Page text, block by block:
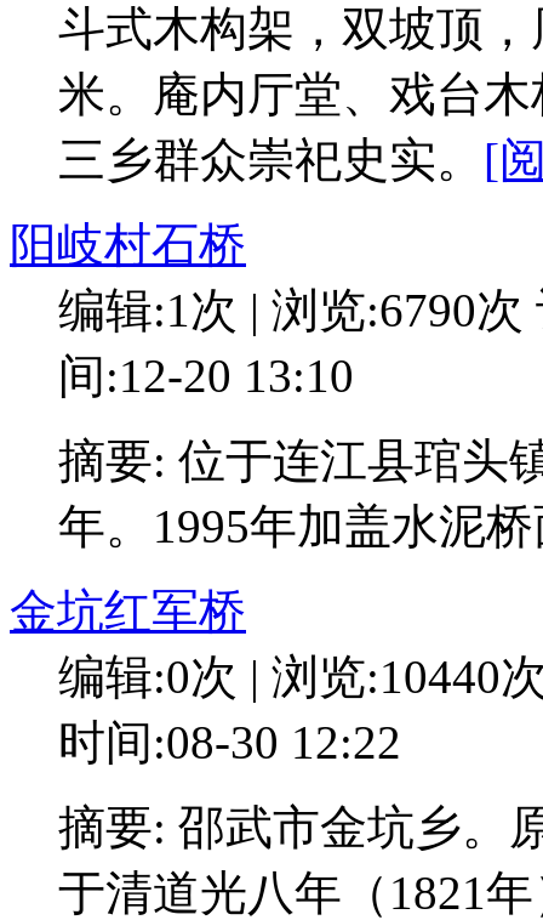
斗式木构架，双坡顶
米。庵内厅堂、戏台
三乡群众崇祀史实。 [
阳岐村石桥
编辑:1次 | 浏览:6790次
间:12-20 13:10
摘要: 位于连江县琯头
年。1995年加盖水泥
金坑红军桥
编辑:0次 | 浏览:10440
时间:08-30 12:22
摘要: 邵武市金坑乡。
于清道光八年（1821